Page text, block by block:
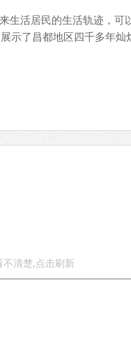
活居民的生活轨迹，可
示了昌都地区四千多年